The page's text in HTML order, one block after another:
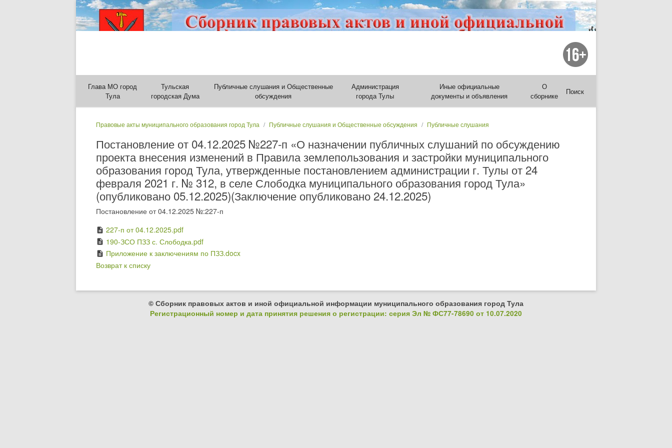
Глава МО город
Тула
Тульская
городская Дума
Публичные слушания и Общественные
обсуждения
Администрация
города Тулы
Иные официальные
документы и объявления
О
сборнике
Поиск
Правовые акты муниципального образования город Тула Публичные слушания и Общественные обсуждения Публичные слушания
Постановление от 04.12.2025 №227-п «О назначении публичных слушаний по обсуждению
проекта внесения изменений в Правила землепользования и застройки муниципального
образования город Тула, утвержденные постановлением администрации г. Тулы от 24
февраля 2021 г. № 312, в селе Слободка муниципального образования город Тула»
(опубликовано 05.12.2025)(Заключение опубликовано 24.12.2025)
Постановление от 04.12.2025 №:227-п
description 227-п от 04.12.2025.pdf
description 190-ЗСО ПЗЗ с. Слободка.pdf
description Приложение к заключениям по ПЗЗ.docx
Возврат к списку
© Сборник правовых актов и иной официальной информации муниципального образования город Тула
Регистрационный номер и дата принятия решения о регистрации: серия Эл № ФС77-78690 от 10.07.2020